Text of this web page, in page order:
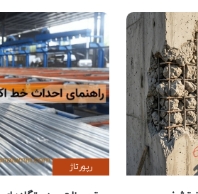
رپورتاژ